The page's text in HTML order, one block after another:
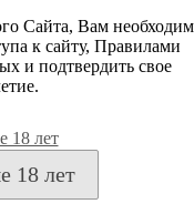
Сайта, Вам
к сайту, Правилами
и подтвердить свое
18 лет
18 лет